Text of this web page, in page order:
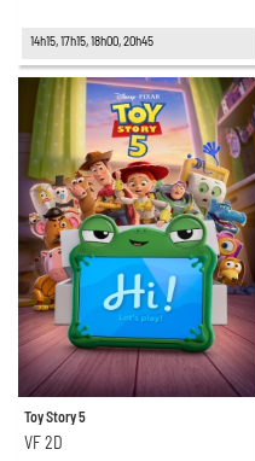
14h15, 17h15, 18h00, 20h45
Toy Story 5
VF 2D